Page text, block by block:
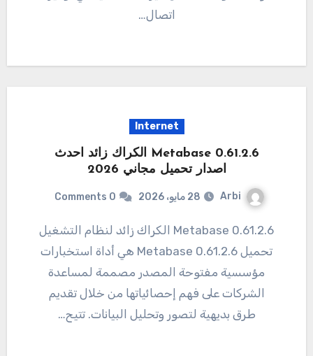
اتصال…
Internet
Metabase 0.61.2.6 الكراك زائد احدث
اصدار تحميل مجاني 2026
Arbi 28 مايو، 2026 0 Comments
0.61.2.6 Metabase الكراك زائد لنظام التشغيل
تحميل 0.61.2.6 Metabase هي أداة استخبارات
مؤسسية مفتوحة المصدر مصممة لمساعدة
الشركات على فهم إحصائياتها من خلال تقديم
طرق بديهية لتصور وتحليل البيانات. تتيح…